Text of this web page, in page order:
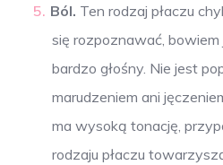
Ból. Ten rodzaj płaczu
się rozpoznawać,
bardzo głośny. Nie jest
marudzeniem ani
ma wysoką tonację,
rodzaju płaczu